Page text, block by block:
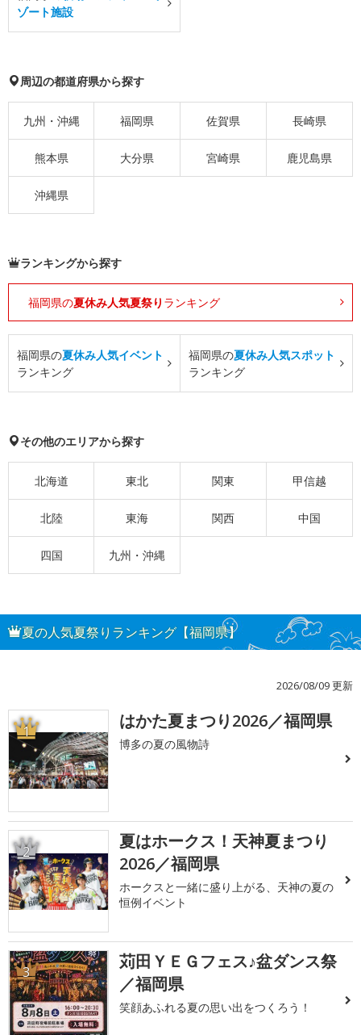
ゾート施設
周辺の都道府県から探す
九州・沖縄 福岡県 佐賀県 長崎県
熊本県 大分県 宮崎県 鹿児島県
沖縄県
ランキングから探す
福岡県の夏休み人気夏祭り ランキング
福岡県の夏休み人気イベント
ランキング
福岡県の夏休み人気スポット
ランキング
その他のエリアから探す
北海道 東北 関東 甲信越
北陸 東海 関西 中国
四国 九州・沖縄
夏の人気夏祭りランキング【福岡県】
2026/08/09 更新
1 はかた夏まつり2026／福岡県
博多の夏の風物詩
2
夏はホークス！天神夏まつり
2026／福岡県
ホークスと一緒に盛り上がる、天神の夏の
恒例イベント
3
苅田ＹＥＧフェス♪盆ダンス祭
／福岡県
笑顔あふれる夏の思い出をつくろう！